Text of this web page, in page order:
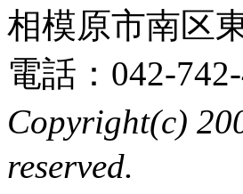
相模原市南区
電話：042-
Copyright(c)
reserved.